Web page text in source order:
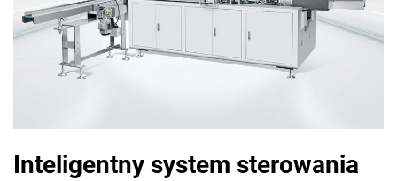
Inteligentny system sterowania